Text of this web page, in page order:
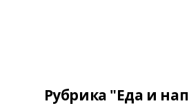
Рубрика "Еда и